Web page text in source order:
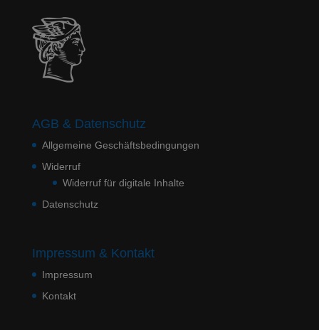
AGB & Datenschutz
Allgemeine Geschäftsbedingungen
Widerruf
Widerruf für digitale Inhalte
Datenschutz
Impressum & Kontakt
Impressum
Kontakt